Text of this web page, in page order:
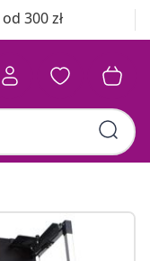
Darmowa dostawa od 300 zł